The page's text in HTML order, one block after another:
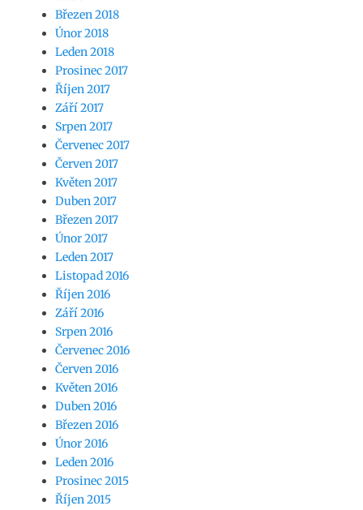
Březen 2018
Únor 2018
Leden 2018
Prosinec 2017
Říjen 2017
Září 2017
Srpen 2017
Červenec 2017
Červen 2017
Květen 2017
Duben 2017
Březen 2017
Únor 2017
Leden 2017
Listopad 2016
Říjen 2016
Září 2016
Srpen 2016
Červenec 2016
Červen 2016
Květen 2016
Duben 2016
Březen 2016
Únor 2016
Leden 2016
Prosinec 2015
Říjen 2015